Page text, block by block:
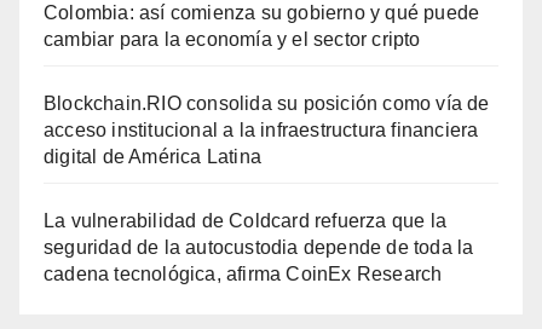
Colombia: así comienza su gobierno y qué puede
cambiar para la economía y el sector cripto
Blockchain.RIO consolida su posición como vía de
acceso institucional a la infraestructura financiera
digital de América Latina
La vulnerabilidad de Coldcard refuerza que la
seguridad de la autocustodia depende de toda la
cadena tecnológica, afirma CoinEx Research